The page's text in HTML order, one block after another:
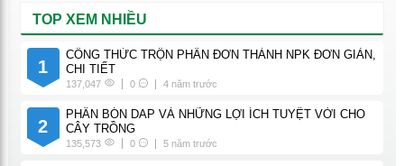
TOP XEM NHIỀU
1
CÔNG THỨC TRỘN PHÂN ĐƠN THÀNH NPK ĐƠN GIẢN,
CHI TIẾT
137,047 0 4 năm trước
2
PHÂN BÓN DAP VÀ NHỮNG LỢI ÍCH TUYỆT VỜI CHO
CÂY TRỒNG
135,573 0 5 năm trước